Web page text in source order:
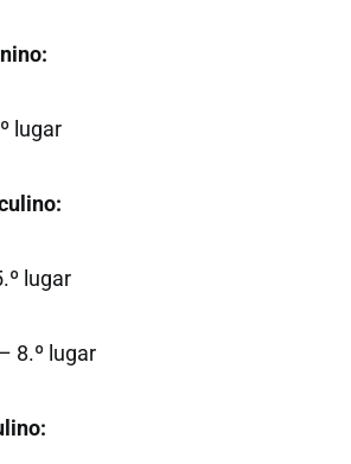
lugar
lugar
8.º lugar